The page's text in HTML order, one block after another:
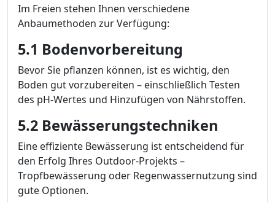
Im Freien stehen Ihnen verschiedene
Anbaumethoden zur Verfügung:
5.1 Bodenvorbereitung
Bevor Sie pflanzen können, ist es wichtig, den
Boden gut vorzubereiten – einschließlich Testen
des pH-Wertes und Hinzufügen von Nährstoffen.
5.2 Bewässerungstechniken
Eine effiziente Bewässerung ist entscheidend für
den Erfolg Ihres Outdoor-Projekts –
Tropfbewässerung oder Regenwassernutzung sind
gute Optionen.